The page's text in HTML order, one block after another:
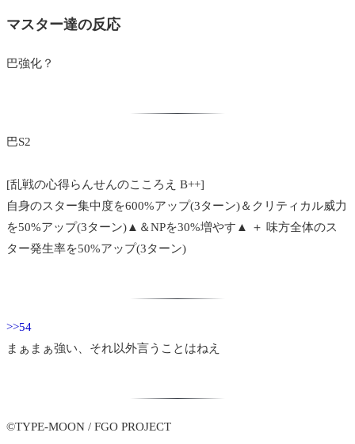
マスター達の反応
巴強化？
巴S2
[乱戦の心得らんせんのこころえ B++]
自身のスター集中度を600%アップ(3ターン)＆クリティカル威力
を50%アップ(3ターン)▲＆NPを30%増やす▲ ＋ 味方全体のス
ター発生率を50%アップ(3ターン)
>>54
まぁまぁ強い、それ以外言うことはねえ
©TYPE-MOON / FGO PROJECT